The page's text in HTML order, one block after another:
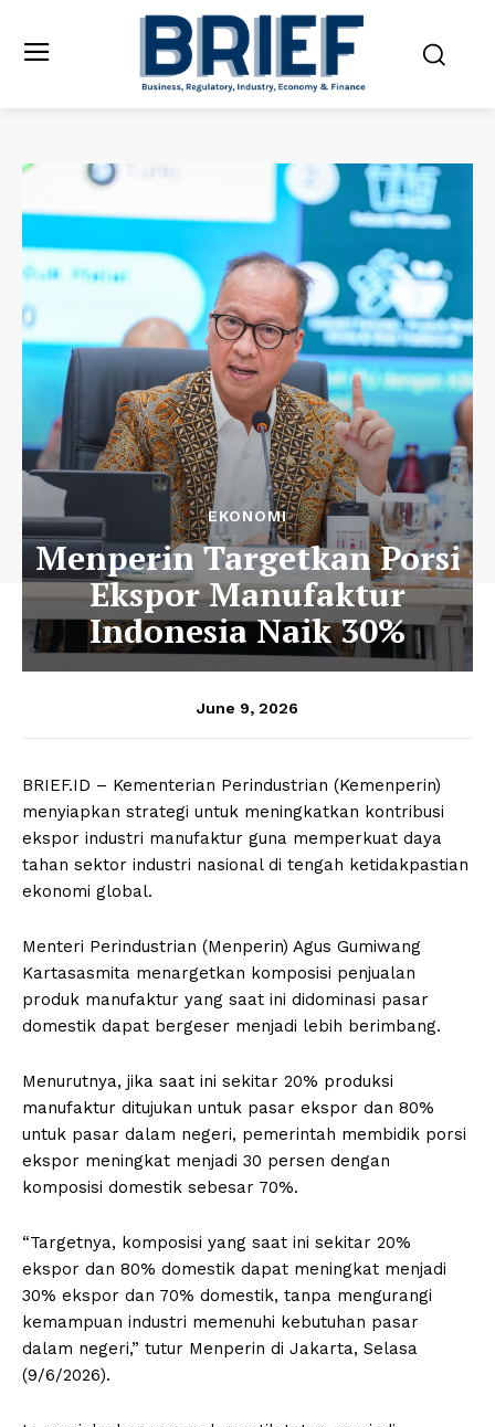
EKONOMI
Menperin Targetkan Porsi
Ekspor Manufaktur
Indonesia Naik 30%
June 9, 2026
BRIEF.ID – Kementerian Perindustrian (Kemenperin)
menyiapkan strategi untuk meningkatkan kontribusi
ekspor industri manufaktur guna memperkuat daya
tahan sektor industri nasional di tengah ketidakpastian
ekonomi global.
Menteri Perindustrian (Menperin) Agus Gumiwang
Kartasasmita menargetkan komposisi penjualan
produk manufaktur yang saat ini didominasi pasar
domestik dapat bergeser menjadi lebih berimbang.
Menurutnya, jika saat ini sekitar 20% produksi
manufaktur ditujukan untuk pasar ekspor dan 80%
untuk pasar dalam negeri, pemerintah membidik porsi
ekspor meningkat menjadi 30 persen dengan
komposisi domestik sebesar 70%.
“Targetnya, komposisi yang saat ini sekitar 20%
ekspor dan 80% domestik dapat meningkat menjadi
30% ekspor dan 70% domestik, tanpa mengurangi
kemampuan industri memenuhi kebutuhan pasar
dalam negeri,” tutur Menperin di Jakarta, Selasa
(9/6/2026).